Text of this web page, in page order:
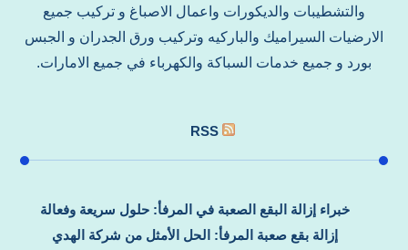
والتشطيبات والديكورات واعمال الاصباغ و تركيب جميع
الارضيات السيراميك والباركيه وتركيب ورق الجدران و الجبس
بورد و جميع خدمات السباكة والكهرباء في جميع الامارات.
RSS
خبراء إزالة البقع الصعبة في المرفأ: حلول سريعة وفعالة
إزالة بقع صعبة المرفأ: الحل الأمثل من شركة الهدي